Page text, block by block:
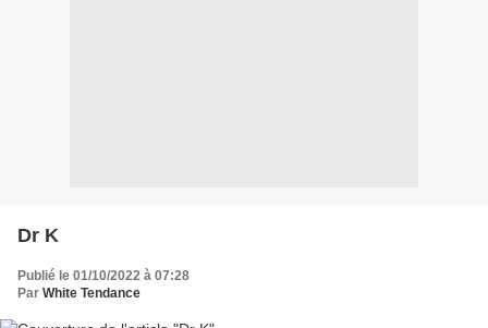
Dr K
Publié le 01/10/2022 à 07:28
Par White Tendance